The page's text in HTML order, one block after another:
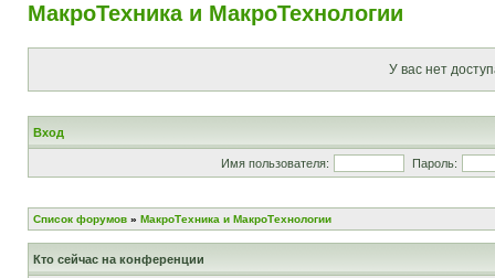
МакроТехника и МакроТехнологии
У вас нет
Вход
Имя пользователя: Пароль:
Список форумов » МакроТехника и МакроТехнологии
Кто сейчас на конференции